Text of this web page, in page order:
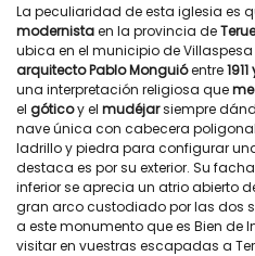
La peculiaridad de esta iglesia es
modernistaen la provincia de
ubica en el municipio de
arquitecto Pablo Monguióentre1911
una interpretación religiosa que
el góticoy el mudéjarsiempre
nave única con cabecera
ladrillo y piedra para configurar
destaca es por su exterior. Su
inferior se aprecia un atrio abierto
gran arco custodiado por las dos
a este monumento que es Bien de
visitar en vuestras escapadas a